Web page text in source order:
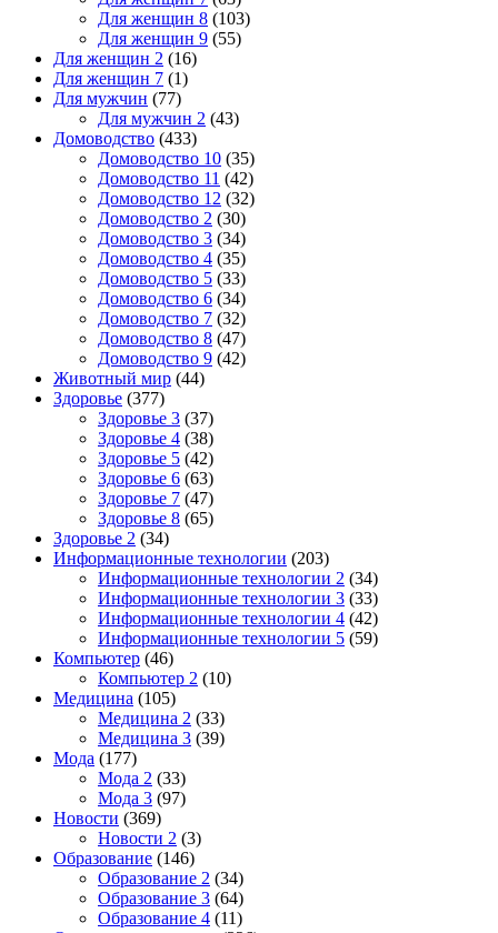
Для женщин 8 (103)
Для женщин 9 (55)
Для женщин 2 (16)
Для женщин 7 (1)
Для мужчин (77)
Для мужчин 2 (43)
Домоводство (433)
Домоводство 10 (35)
Домоводство 11 (42)
Домоводство 12 (32)
Домоводство 2 (30)
Домоводство 3 (34)
Домоводство 4 (35)
Домоводство 5 (33)
Домоводство 6 (34)
Домоводство 7 (32)
Домоводство 8 (47)
Домоводство 9 (42)
Животный мир (44)
Здоровье (377)
Здоровье 3 (37)
Здоровье 4 (38)
Здоровье 5 (42)
Здоровье 6 (63)
Здоровье 7 (47)
Здоровье 8 (65)
Здоровье 2 (34)
Информационные технологии (203)
Информационные технологии 2 (34)
Информационные технологии 3 (33)
Информационные технологии 4 (42)
Информационные технологии 5 (59)
Компьютер (46)
Компьютер 2 (10)
Медицина (105)
Медицина 2 (33)
Медицина 3 (39)
Мода (177)
Мода 2 (33)
Мода 3 (97)
Новости (369)
Новости 2 (3)
Образование (146)
Образование 2 (34)
Образование 3 (64)
Образование 4 (11)